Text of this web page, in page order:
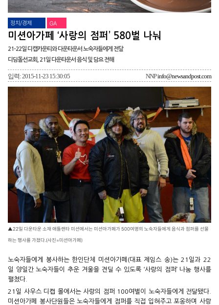
정치/경제 GA
미션아가페 ‘사랑의 점퍼’ 580벌 나눠
21-22일 디캡카운티와 다운타운서 노숙자들에게 전달
디딤돌선교회, 21일 다운타운서 음식 및 담요 전해
입력: 2015-11-23 15:30:05 NNPinfo@newsandpost.com
▲22일 다운타운 소재 애틀랜타 미션에서는 미션아가페가 500여명의 노숙자들에게 음식과 점퍼를 선물
하는 행사를 가졌다.(사진=미션아가페)
노숙자들에게 봉사하는 한인단체 미션아가페(대표 제임스 송)는 21일과 22
일 양일간 노숙자들이 추운 겨울을 견딜 수 있도록 ‘사랑의 점퍼’ 나눔 행사를
펼쳤다.
21일 사우스 디캡 몰에서는 사랑의 점퍼 100여벌이 노숙자들에게 전달됐다.
미션아가페 봉사단원들은 노숙자들에게 점퍼를 직접 입혀주고 포옹하며 사랑